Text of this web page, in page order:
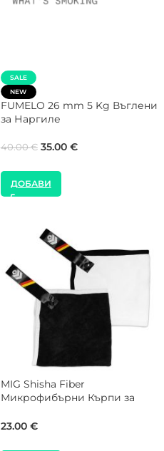
SALE
NEW
COCOLOCO 27 mm 20 Kg
Кашон Въглени за Наргиле
180.00€ 120.00€
ДОБАВИ
Alpha Hookah Snake 04
Чинийка за Наргиле
21.00 €